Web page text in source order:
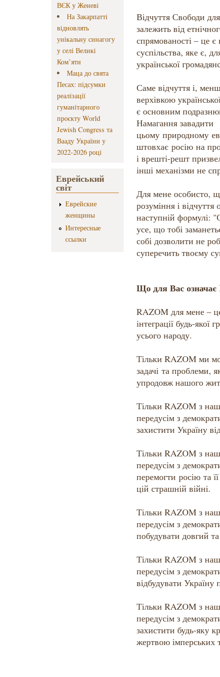
ВЄК у Женеві
На Закарпатті
відновлять
унікальну синагогу
у селі Великі
Ком’яти
Маца до свята
Песах: підсумки
реалізації
гуманітарного
проєкту World
Jewish Congress та
Вааду України у
2022-2026 році
Еврейський
світ
Еврейские
женщины
Интересные
ссылки
Відчуття Свободи
залежить від
спрямованості – це
суспільства, яке є,
української
Саме відчуття і,
верхівкою
є основним
Намагання завадити
цьому природному
штовхає росію на
і врешті-решт
інші механізми не
Для мене особисто,
розуміння і відчуття
наступній формулі:
усе, що тобі
собі дозволити не
суперечить твоєму
Що для Вас
RAZOM для мене –
інтеграції будь-якої
усього народу.
Тільки RAZOM ми
задачі та проблеми,
упродовж нашого
Тільки RAZOM з
передусім з
захистити Україну
Тільки RAZOM з
передусім з
перемогти росію та
цій страшній війні.
Тільки RAZOM з
передусім з
побудувати довгий
Тільки RAZOM з
передусім з
відбудувати Україну
Тільки RAZOM з
передусім з
захистити будь-яку
жертвою імперських